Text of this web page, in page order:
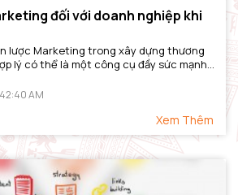
đối với doanh nghiệp khi
lược Marketing trong xây dựng thương
lý có thể là một công cụ đầy sức mạnh
AM
Xem Thêm